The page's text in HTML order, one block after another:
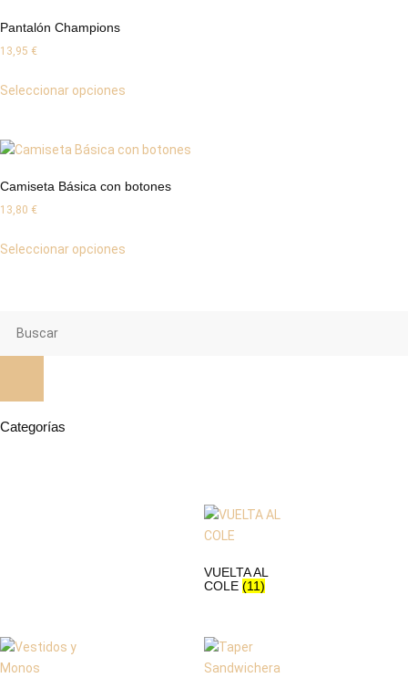
Pantalón Champions
13,95 €
Seleccionar opciones
Camiseta Básica con botones
13,80 €
Seleccionar opciones
Categorías
VUELTA AL
COLE (11)